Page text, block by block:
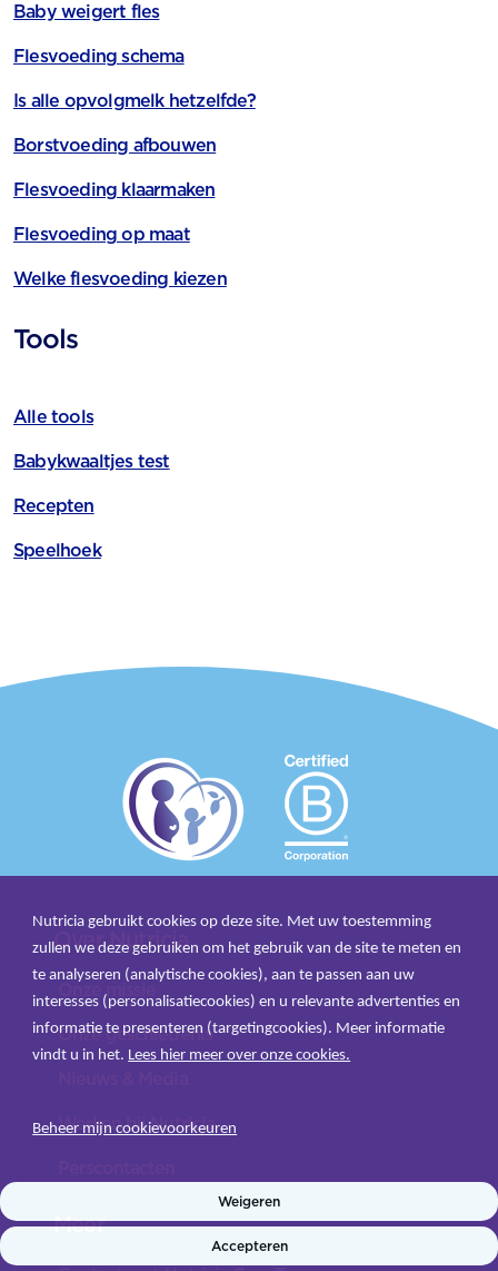
Baby weigert fles
Flesvoeding schema
Is alle opvolgmelk hetzelfde?
Borstvoeding afbouwen
Flesvoeding klaarmaken
Flesvoeding op maat
Welke flesvoeding kiezen
Tools
Alle tools
Babykwaaltjes test
Recepten
Speelhoek
Over Nutricia
Onze missie
Onze geschiedenis
Werken bij Nutricia
Meer
Nutricia gebruikt cookies op deze site. Met uw toestemming
zullen we deze gebruiken om het gebruik van de site te meten en
te analyseren (analytische cookies), aan te passen aan uw
interesses (personalisatiecookies) en u relevante advertenties en
informatie te presenteren (targetingcookies). Meer informatie
vindt u in het. Lees hier meer over onze cookies.
Beheer mijn cookievoorkeuren
Weigeren
Accepteren